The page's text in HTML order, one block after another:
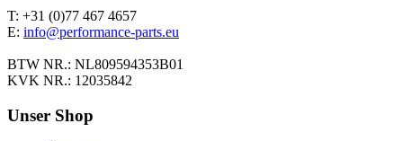
T: +31 (0)77 467 4657
E: info@performance-parts.eu
BTW NR.: NL809594353B01
KVK NR.: 12035842
Unser Shop